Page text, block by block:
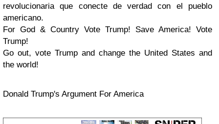
revolucionaria que conecte de verdad con el pueblo
americano.
For God & Country Vote Trump! Save America! Vote
Trump!
Go out, vote Trump and change the United States and
the world!
Donald Trump's Argument For America